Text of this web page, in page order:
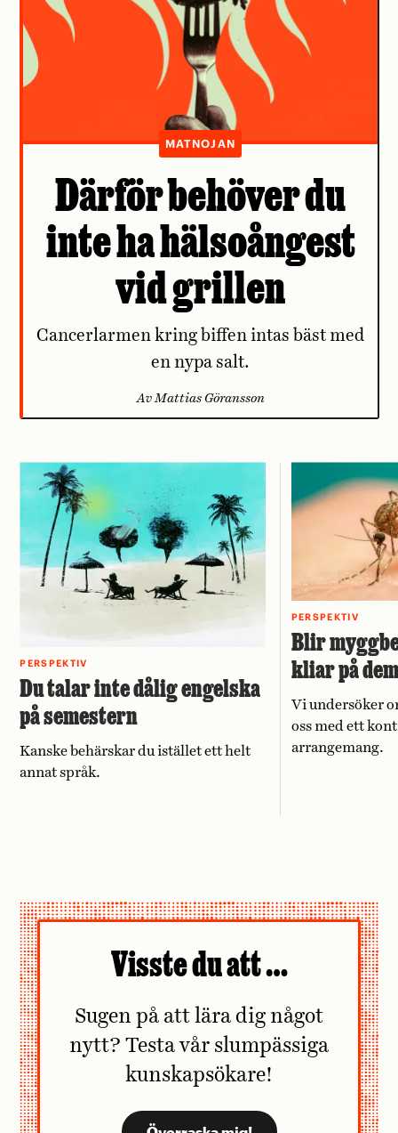
MATNOJAN
Därför behöver du
inte ha hälsoångest
vid grillen
Cancerlarmen kring biffen intas bäst med
en nypa salt.
Av Mattias Göransson
PERSPEKTIV
Du talar inte dålig engelska
på semestern
Kanske behärskar du istället ett helt
annat språk.
PERSPEKTIV
Blir
kliar på
Vi undersöker
oss med ett
arrangemang.
Visste du att …
Sugen på att lära dig något
nytt? Testa vår slumpässiga
kunskapsökare!